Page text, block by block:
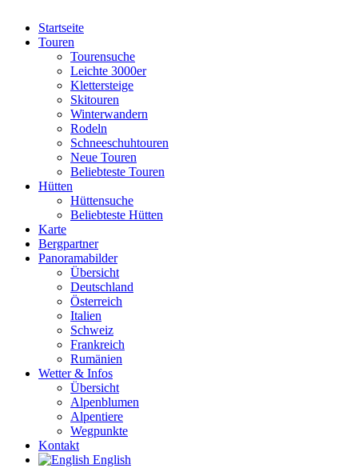
Startseite
Touren
Tourensuche
Leichte 3000er
Klettersteige
Skitouren
Winterwandern
Rodeln
Schneeschuhtouren
Neue Touren
Beliebteste Touren
Hütten
Hüttensuche
Beliebteste Hütten
Karte
Bergpartner
Panoramabilder
Übersicht
Deutschland
Österreich
Italien
Schweiz
Frankreich
Rumänien
Wetter & Infos
Übersicht
Alpenblumen
Alpentiere
Wegpunkte
Kontakt
English